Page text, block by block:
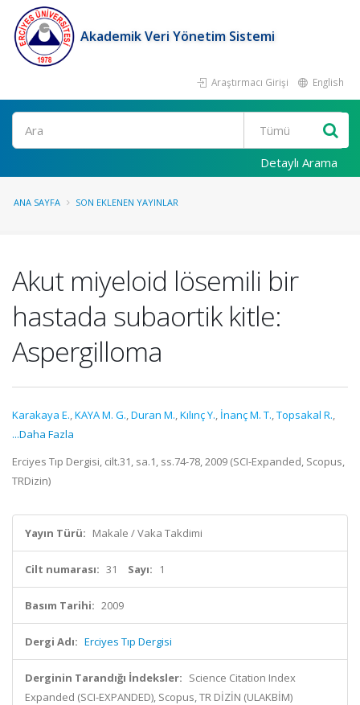
Akademik Veri Yönetim Sistemi
Araştırmacı Girişi English
Ara
Detaylı Arama
ANA SAYFA SON EKLENEN YAYINLAR
Akut miyeloid lösemili bir
hastada subaortik kitle:
Aspergilloma
Karakaya E.,KAYA M. G.,Duran M.,Kılınç Y., İnanç M. T.,Topsakal R.,
...Daha Fazla
Erciyes Tıp Dergisi, cilt.31, sa.1, ss.74-78, 2009 (SCI-Expanded, Scopus,
TRDizin)
Yayın Türü: Makale / Vaka Takdimi
Cilt numarası: 31 Sayı: 1
Basım Tarihi: 2009
Dergi Adı: Erciyes Tıp Dergisi
Derginin Tarandığı İndeksler: Science Citation Index
Expanded (SCI-EXPANDED), Scopus, TR DİZİN (ULAKBİM)